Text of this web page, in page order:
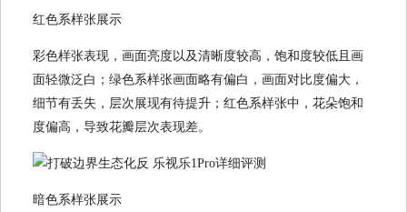
红色系样张展示
彩色样张表现，画面亮度以及清晰度较高，饱和度较低且画
面轻微泛白；绿色系样张画面略有偏白，画面对比度偏大，
细节有丢失，层次展现有待提升；红色系样张中，花朵饱和
度偏高，导致花瓣层次表现差。
暗色系样张展示